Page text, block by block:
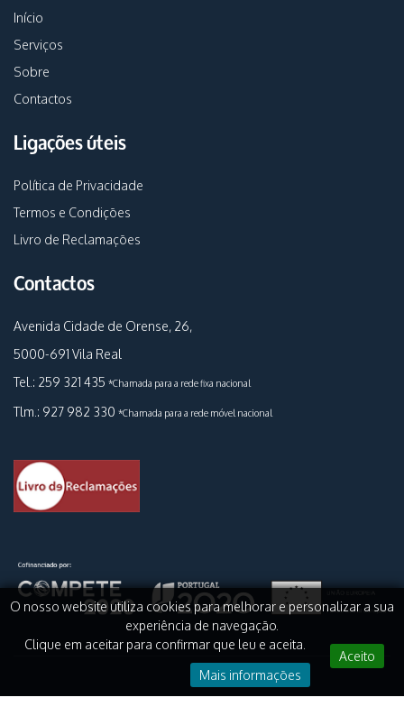
Início
Serviços
Sobre
Contactos
Ligações úteis
Política de Privacidade
Termos e Condições
Livro de Reclamações
Contactos
Avenida Cidade de Orense, 26,
5000-691 Vila Real
Tel.: 259 321 435 *Chamada para a rede fixa nacional
Tlm.: 927 982 330 *Chamada para a rede móvel nacional
O nosso website utiliza cookies para melhorar e personalizar a sua
experiência de navegação.
Clique em aceitar para confirmar que leu e aceita.
Aceito
Mais informações